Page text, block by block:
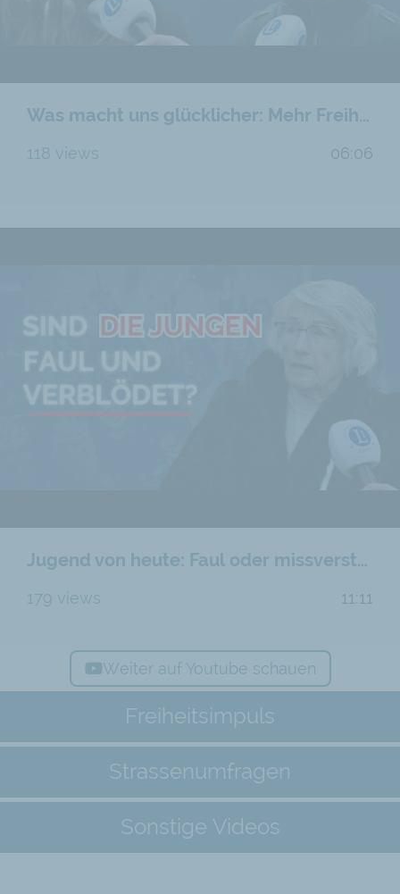
Freiheitsimpuls
Strassenumfragen
Sonstige Videos
Was macht uns glücklicher: Mehr Freiheit oder mehr Staat?
118 views 06:06
Jugend von heute: Faul oder missverstanden?
179 views 11:11
Weiter auf Youtube schauen